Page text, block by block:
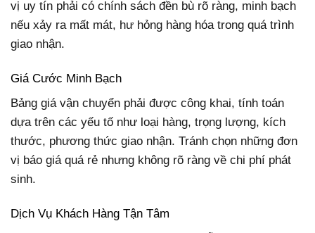
vị uy tín phải có chính sách đền bù rõ ràng, minh bạch
nếu xảy ra mất mát, hư hỏng hàng hóa trong quá trình
giao nhận.
Giá Cước Minh Bạch
Bảng giá vận chuyển phải được công khai, tính toán
dựa trên các yếu tố như loại hàng, trọng lượng, kích
thước, phương thức giao nhận. Tránh chọn những đơn
vị báo giá quá rẻ nhưng không rõ ràng về chi phí phát
sinh.
Dịch Vụ Khách Hàng Tận Tâm